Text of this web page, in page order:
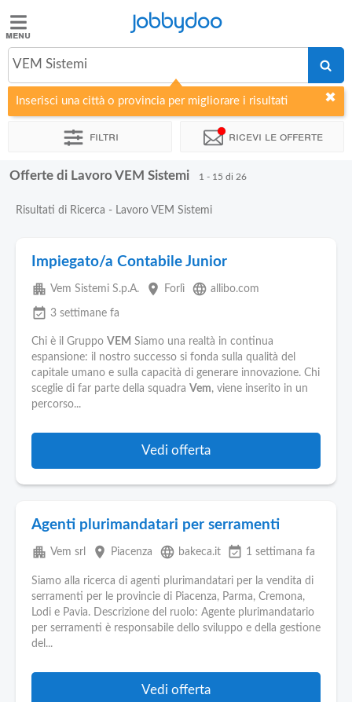
Jobbydoo
Offerte
di
lavoro
Elenco
Blog
Pubblica
Offerte
Aziende
Jobbydoo
VEM Sistemi
Inserisci una città o provincia per migliorare i risultati
Filtri Ricevi le offerte
Offerte di Lavoro VEM Sistemi 1 - 15 di 26
Risultati di Ricerca - Lavoro VEM Sistemi
Impiegato/a Contabile Junior
apartment Vem Sistemi S.p.A. place Forlì language allibo.com
event_available 3 settimane fa
Chi è il Gruppo VEM Siamo una realtà in continua
espansione: il nostro successo si fonda sulla qualità del
capitale umano e sulla capacità di generare innovazione. Chi
sceglie di far parte della squadra Vem, viene inserito in un
percorso...
Vedi offerta
Agenti plurimandatari per serramenti
apartment Vem srl place Piacenza language bakeca.it event_available 1 settimana fa
Siamo alla ricerca di agenti plurimandatari per la vendita di
serramenti per le provincie di Piacenza, Parma, Cremona,
Lodi e Pavia. Descrizione del ruolo: Agente plurimandatario
per serramenti è responsabile dello sviluppo e della gestione
del...
Vedi offerta